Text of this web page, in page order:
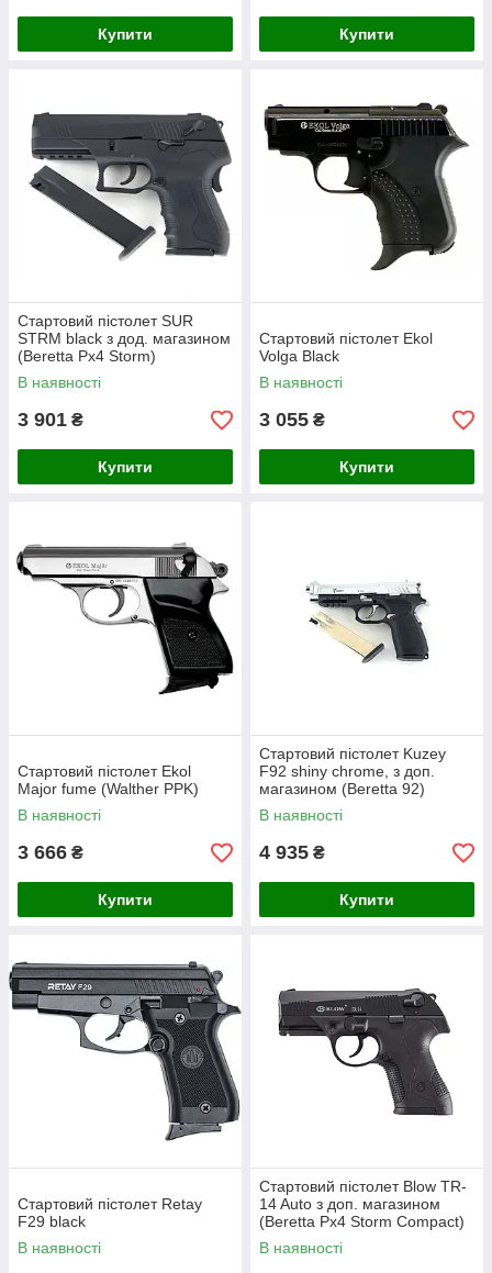
Купити Купити
Стартовий пістолет SUR
STRM black з дод. магазином
(Beretta Px4 Storm)
В наявності
3 901 ₴
Купити
Стартовий пістолет Ekol
Volga Black
В наявності
3 055 ₴
Купити
Стартовий пістолет Ekol
Major fume (Walther PPK)
В наявності
3 666 ₴
Купити
Стартовий пістолет Kuzey
F92 shiny chrome, з доп.
магазином (Beretta 92)
В наявності
4 935 ₴
Купити
Стартовий пістолет Retay
F29 black
В наявності
Стартовий пістолет Blow TR-
14 Auto з доп. магазином
(Beretta Px4 Storm Compact)
В наявності